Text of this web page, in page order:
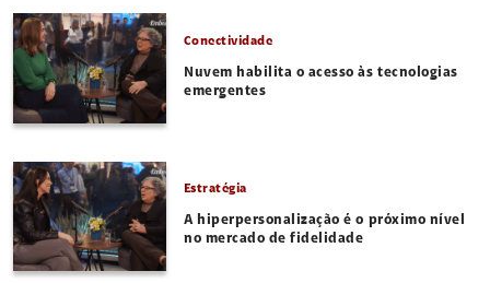
Conectividade
Nuvem habilita o acesso às tecnologias
emergentes
Estratégia
A hiperpersonalização é o próximo nível
no mercado de fidelidade